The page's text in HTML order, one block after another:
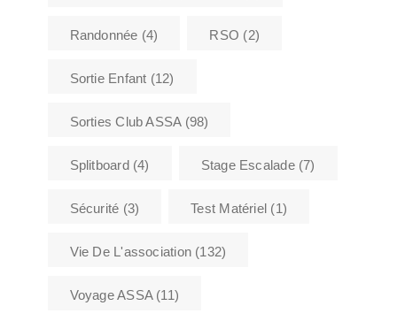
Randonnée (4) RSO (2)
Sortie Enfant (12)
Sorties Club ASSA(98)
Splitboard(4) Stage Escalade(7)
Sécurité (3) Test Matériel (1)
Vie De L'association (132)
Voyage ASSA(11)